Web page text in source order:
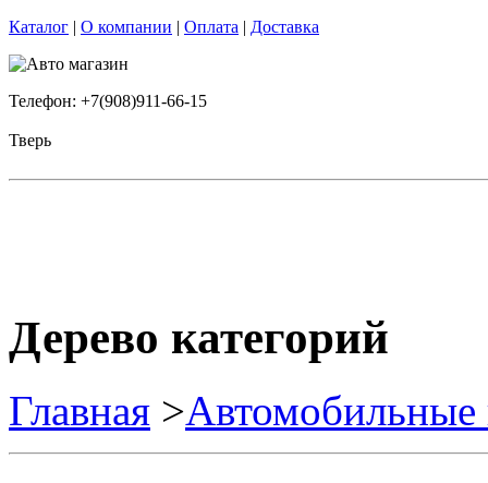
Каталог | О компании | Оплата | Доставка
Телефон: +7(908)911-66-15
Тверь
Дерево категорий
Главная >Автомобильные